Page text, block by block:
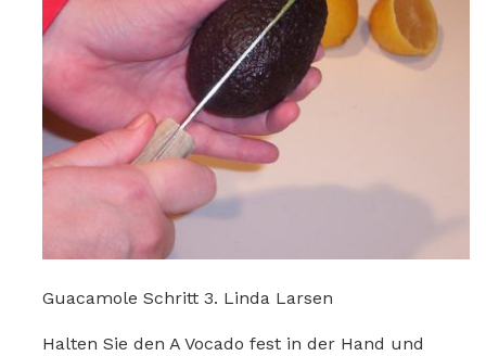
Guacamole Schritt 3. Linda Larsen
Halten Sie den A Vocado fest in der Hand und